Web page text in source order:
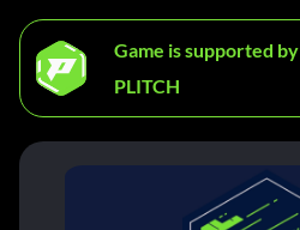
Game is supported by
PLITCH